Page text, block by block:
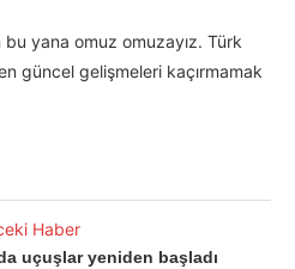
yana omuz omuzayız. Türk
güncel gelişmeleri kaçırmamak
Haber
uçuşlar yeniden başladı